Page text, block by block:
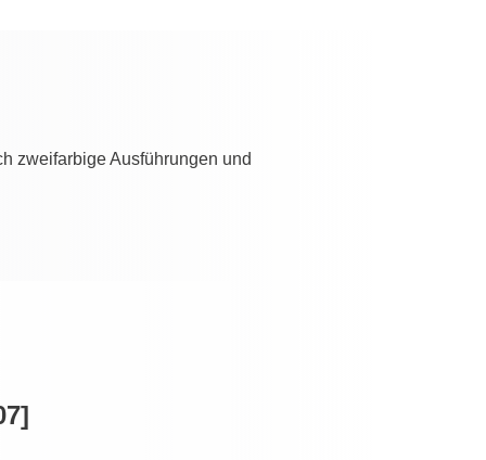
zweifarbige Ausführungen und